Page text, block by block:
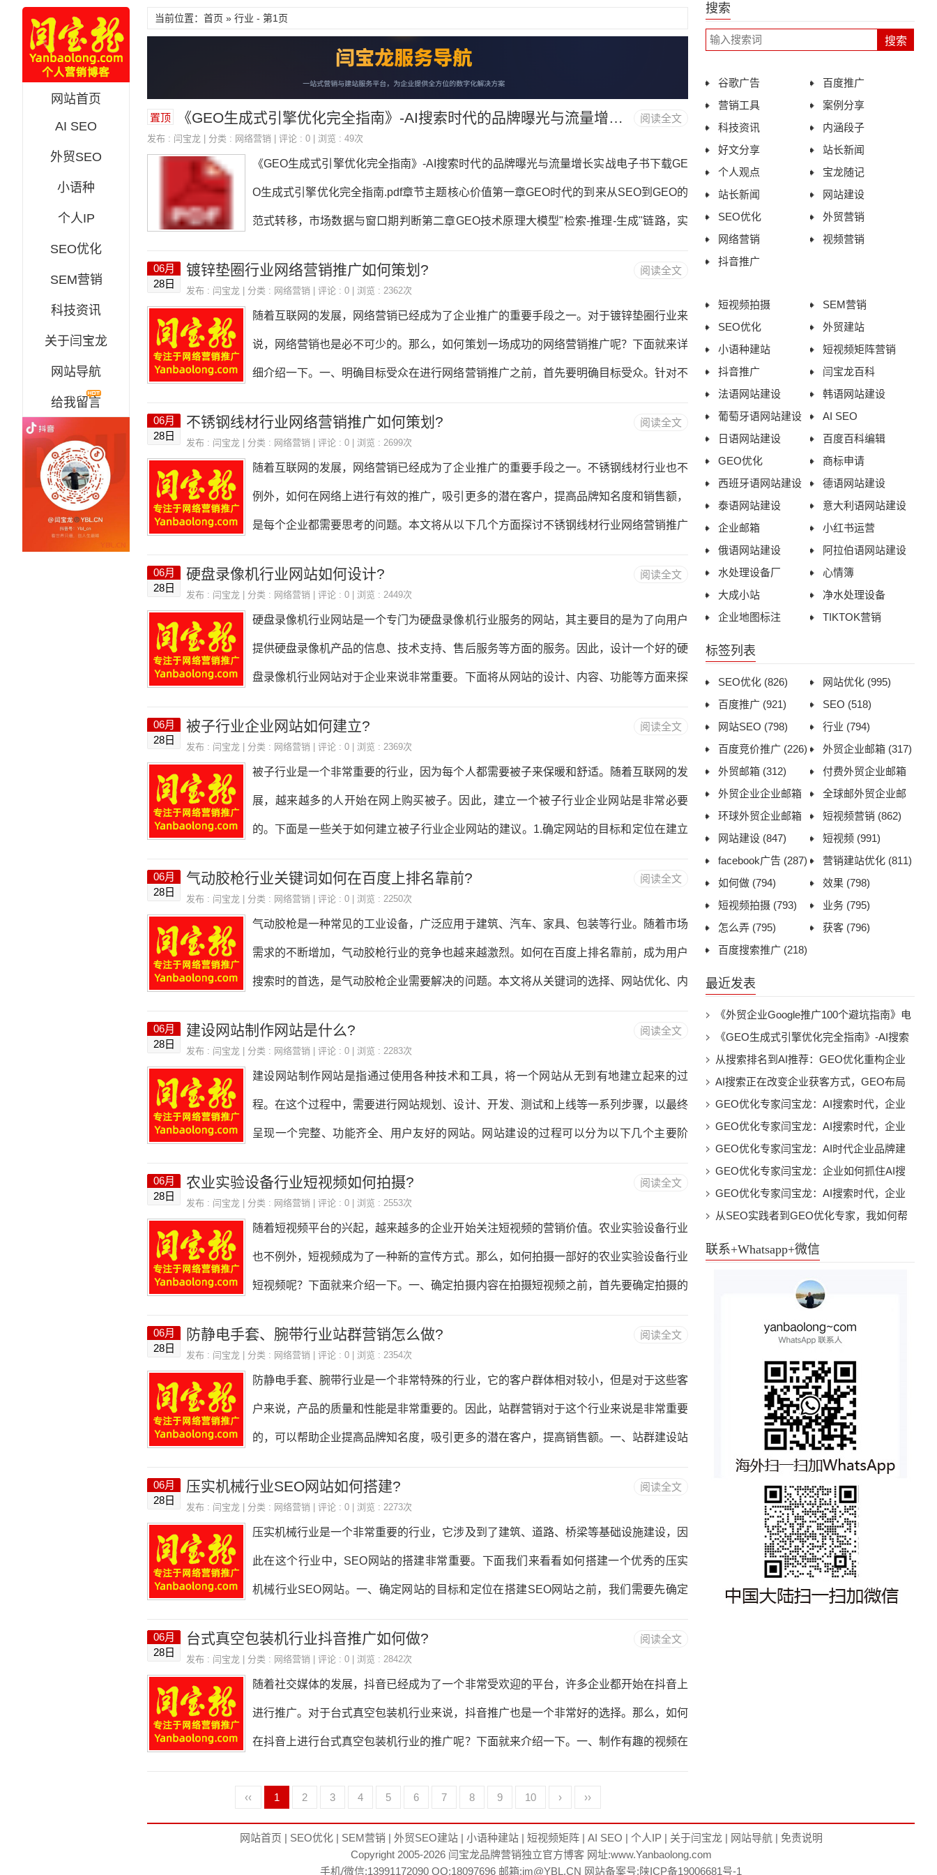
网站首页
AI SEO
外贸SEO
小语种
个人IP
SEO优化
SEM营销
科技资讯
关于闫宝龙
网站导航
给我留言
当前位置：首页 » 行业 - 第1页
阅读全文
置顶 《GEO生成式引擎优化完全指南》-AI搜索时代的品牌曝光与流量增长实战电子书下载
发布 : 闫宝龙 | 分类 : 网络营销 | 评论 : 0 | 浏览 : 49次
《GEO生成式引擎优化完全指南》-AI搜索时代的品牌曝光与流量增长实战电子书下载GE
O生成式引擎优化完全指南.pdf章节主题核心价值第一章GEO时代的到来从SEO到GEO的
范式转移，市场数据与窗口期判断第二章GEO技术原理大模型"检索-推理-生成"链路，实
内容矩阵第四章结构化数据与SchemaJSON-LD实战部署，8大核心Schema类型详解第
阅读全文
06月
28日
镀锌垫圈行业网络营销推广如何策划?
发布 : 闫宝龙 | 分类 : 网络营销 | 评论 : 0 | 浏览 : 2362次
随着互联网的发展，网络营销已经成为了企业推广的重要手段之一。对于镀锌垫圈行业来
说，网络营销也是必不可少的。那么，如何策划一场成功的网络营销推广呢？下面就来详
细介绍一下。一、明确目标受众在进行网络营销推广之前，首先要明确目标受众。针对不
专业的技术文章或者视频来展示产品的优势和特点；如果是针对普通消费者，可以通过生
阅读全文
06月
28日
不锈钢线材行业网络营销推广如何策划?
发布 : 闫宝龙 | 分类 : 网络营销 | 评论 : 0 | 浏览 : 2699次
随着互联网的发展，网络营销已经成为了企业推广的重要手段之一。不锈钢线材行业也不
例外，如何在网络上进行有效的推广，吸引更多的潜在客户，提高品牌知名度和销售额，
是每个企业都需要思考的问题。本文将从以下几个方面探讨不锈钢线材行业网络营销推广
不锈钢线材行业的客户群体主要包括建筑、机械、电力、化工等行业，因此需要针对这些
阅读全文
06月
28日
硬盘录像机行业网站如何设计?
发布 : 闫宝龙 | 分类 : 网络营销 | 评论 : 0 | 浏览 : 2449次
硬盘录像机行业网站是一个专门为硬盘录像机行业服务的网站，其主要目的是为了向用户
提供硬盘录像机产品的信息、技术支持、售后服务等方面的服务。因此，设计一个好的硬
盘录像机行业网站对于企业来说非常重要。下面将从网站的设计、内容、功能等方面来探
网站的整体风格应该以简洁、大气、专业为主，突出硬盘录像机产品的特点和优势。网站
阅读全文
06月
28日
被子行业企业网站如何建立?
发布 : 闫宝龙 | 分类 : 网络营销 | 评论 : 0 | 浏览 : 2369次
被子行业是一个非常重要的行业，因为每个人都需要被子来保暖和舒适。随着互联网的发
展，越来越多的人开始在网上购买被子。因此，建立一个被子行业企业网站是非常必要
的。下面是一些关于如何建立被子行业企业网站的建议。1.确定网站的目标和定位在建立
是为了提供被子的信息和知识？你的网站是为了吸引消费者，还是为了吸引批发商和分销
阅读全文
06月
28日
气动胶枪行业关键词如何在百度上排名靠前?
发布 : 闫宝龙 | 分类 : 网络营销 | 评论 : 0 | 浏览 : 2250次
气动胶枪是一种常见的工业设备，广泛应用于建筑、汽车、家具、包装等行业。随着市场
需求的不断增加，气动胶枪行业的竞争也越来越激烈。如何在百度上排名靠前，成为用户
搜索时的首选，是气动胶枪企业需要解决的问题。本文将从关键词的选择、网站优化、内
选择关键词是用户在搜索引擎中输入的词语，也是搜索引擎对网页内容进行匹配的重要依
阅读全文
06月
28日
建设网站制作网站是什么?
发布 : 闫宝龙 | 分类 : 网络营销 | 评论 : 0 | 浏览 : 2283次
建设网站制作网站是指通过使用各种技术和工具，将一个网站从无到有地建立起来的过
程。在这个过程中，需要进行网站规划、设计、开发、测试和上线等一系列步骤，以最终
呈现一个完整、功能齐全、用户友好的网站。网站建设的过程可以分为以下几个主要阶
和功能，并制定相应的策略和计划。2.网站设计：在这个阶段，需要进行网站的界面设
阅读全文
06月
28日
农业实验设备行业短视频如何拍摄?
发布 : 闫宝龙 | 分类 : 网络营销 | 评论 : 0 | 浏览 : 2553次
随着短视频平台的兴起，越来越多的企业开始关注短视频的营销价值。农业实验设备行业
也不例外，短视频成为了一种新的宣传方式。那么，如何拍摄一部好的农业实验设备行业
短视频呢？下面就来介绍一下。一、确定拍摄内容在拍摄短视频之前，首先要确定拍摄的
面。根据不同的目的和受众，确定拍摄的内容，有针对性地进行拍摄。二、准备拍摄器材
阅读全文
06月
28日
防静电手套、腕带行业站群营销怎么做?
发布 : 闫宝龙 | 分类 : 网络营销 | 评论 : 0 | 浏览 : 2354次
防静电手套、腕带行业是一个非常特殊的行业，它的客户群体相对较小，但是对于这些客
户来说，产品的质量和性能是非常重要的。因此，站群营销对于这个行业来说是非常重要
的，可以帮助企业提高品牌知名度，吸引更多的潜在客户，提高销售额。一、站群建设站
站时，需要考虑到用户的需求和搜索引擎的要求，网站的设计要简洁明了，内容要丰富有
阅读全文
06月
28日
压实机械行业SEO网站如何搭建?
发布 : 闫宝龙 | 分类 : 网络营销 | 评论 : 0 | 浏览 : 2273次
压实机械行业是一个非常重要的行业，它涉及到了建筑、道路、桥梁等基础设施建设，因
此在这个行业中，SEO网站的搭建非常重要。下面我们来看看如何搭建一个优秀的压实
机械行业SEO网站。一、确定网站的目标和定位在搭建SEO网站之前，我们需要先确定
牌知名度，增加销售额等。因此，在搭建网站之前，我们需要明确网站的目标和定位，以
阅读全文
06月
28日
台式真空包装机行业抖音推广如何做?
发布 : 闫宝龙 | 分类 : 网络营销 | 评论 : 0 | 浏览 : 2842次
随着社交媒体的发展，抖音已经成为了一个非常受欢迎的平台，许多企业都开始在抖音上
进行推广。对于台式真空包装机行业来说，抖音推广也是一个非常好的选择。那么，如何
在抖音上进行台式真空包装机行业的推广呢？下面就来介绍一下。一、制作有趣的视频在
制作一些有趣的视频，比如演示如何使用台式真空包装机，展示不同的包装效果等等。这
些视频可以吸引用户的注意力，让他们更加了解台式真空包装机的功能和优势。二、选择
合适的音乐在制作视频的时候，选择合适的音乐也非常重要。可以选择一些轻快的音乐，
‹‹ 1 2 3 4 5 6 7 8 9 10 › ››
搜索
谷歌广告
百度推广
营销工具
案例分享
科技资讯
内涵段子
好文分享
站长新闻
个人观点
宝龙随记
站长新闻
网站建设
SEO优化
外贸营销
网络营销
视频营销
抖音推广
短视频拍摄
SEM营销
SEO优化
外贸建站
小语种建站
短视频矩阵营销
抖音推广
闫宝龙百科
法语网站建设
韩语网站建设
葡萄牙语网站建设
AI SEO
日语网站建设
百度百科编辑
GEO优化
商标申请
西班牙语网站建设
德语网站建设
泰语网站建设
意大利语网站建设
企业邮箱
小红书运营
俄语网站建设
阿拉伯语网站建设
水处理设备厂
心情簿
大成小站
净水处理设备
企业地图标注
TIKTOK营销
标签列表
SEO优化 (826) 网站优化 (995)
百度推广 (921) SEO (518)
网站SEO (798) 行业 (794)
百度竞价推广 (226) 外贸企业邮箱 (317)
外贸邮箱 (312)
付费外贸企业邮箱
(313)
外贸企业企业邮箱
(314)
全球邮外贸企业邮
箱 (314)
环球外贸企业邮箱
(313)
短视频营销 (862)
网站建设 (847) 短视频 (991)
facebook广告 (287) 营销建站优化 (811)
如何做 (794) 效果 (798)
短视频拍摄 (793) 业务 (795)
怎么弄 (795) 获客 (796)
百度搜索推广 (218)
最近发表
《外贸企业Google推广100个避坑指南》电
子书下载
《GEO生成式引擎优化完全指南》-AI搜索
时代的品牌曝光与流量增长实战电子书下载
从搜索排名到AI推荐：GEO优化重构企业
数字营销新未来
AI搜索正在改变企业获客方式，GEO布局
已经成为未来趋势
GEO优化专家闫宝龙：AI搜索时代，企业
为什么必须建立自己的“AI可见性”
GEO优化专家闫宝龙：AI搜索时代，企业
如何打造属于自己的智能推荐入口
GEO优化专家闫宝龙：AI时代企业品牌建
设的新方向，让AI成为企业增长新入口
GEO优化专家闫宝龙：企业如何抓住AI搜
索时代第一波增长机会
GEO优化专家闫宝龙：AI搜索时代，企业
为什么需要重新打造自己的数字影响力
从SEO实践者到GEO优化专家，我如何帮
联系+Whatsapp+微信
网站首页 | SEO优化| SEM营销 | 外贸SEO建站| 小语种建站| 短视频矩阵| AI SEO | 个人IP| 关于闫宝龙| 网站导航| 免责说明
Copyright 2005-2026 闫宝龙品牌营销独立官方博客 网址:www.Yanbaolong.com
手机/微信:13991172090 QQ:18097696 邮箱:im@YBL.CN 网站备案号:陕ICP备19006681号-1